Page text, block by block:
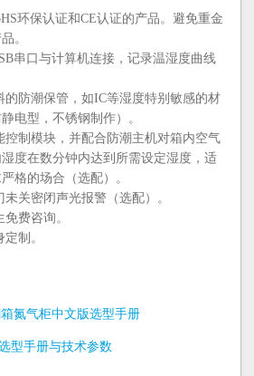
环保认证和CE认证的产品。避免重金
品。
串口与计算机连接，记录温湿度曲线
的防潮保管，如IC等湿度特别敏感的材
电型，不锈钢制作）。
控制模块，并配合防潮主机对箱内空气
度在数分钟内达到所需设定湿度，适
格的场合（选配）。
关密闭声光报警（选配）。
费咨询。
制。
氮气柜中文版选型手册
型手册与技术参数